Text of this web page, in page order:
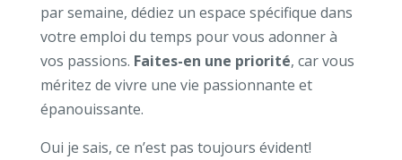
par semaine, dédiez un espace spécifique dans
votre emploi du temps pour vous adonner à
vos passions. Faites-en une priorité, car vous
méritez de vivre une vie passionnante et
épanouissante.
Oui je sais, ce n’est pas toujours évident!